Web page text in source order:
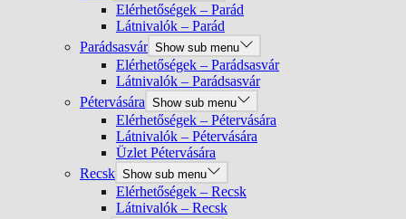
Elérhetőségek – Parád
Látnivalók – Parád
Parádsasvár Show sub menu
Elérhetőségek – Parádsasvár
Látnivalók – Parádsasvár
Pétervására Show sub menu
Elérhetőségek – Pétervására
Látnivalók – Pétervására
Üzlet Pétervására
Recsk Show sub menu
Elérhetőségek – Recsk
Látnivalók – Recsk